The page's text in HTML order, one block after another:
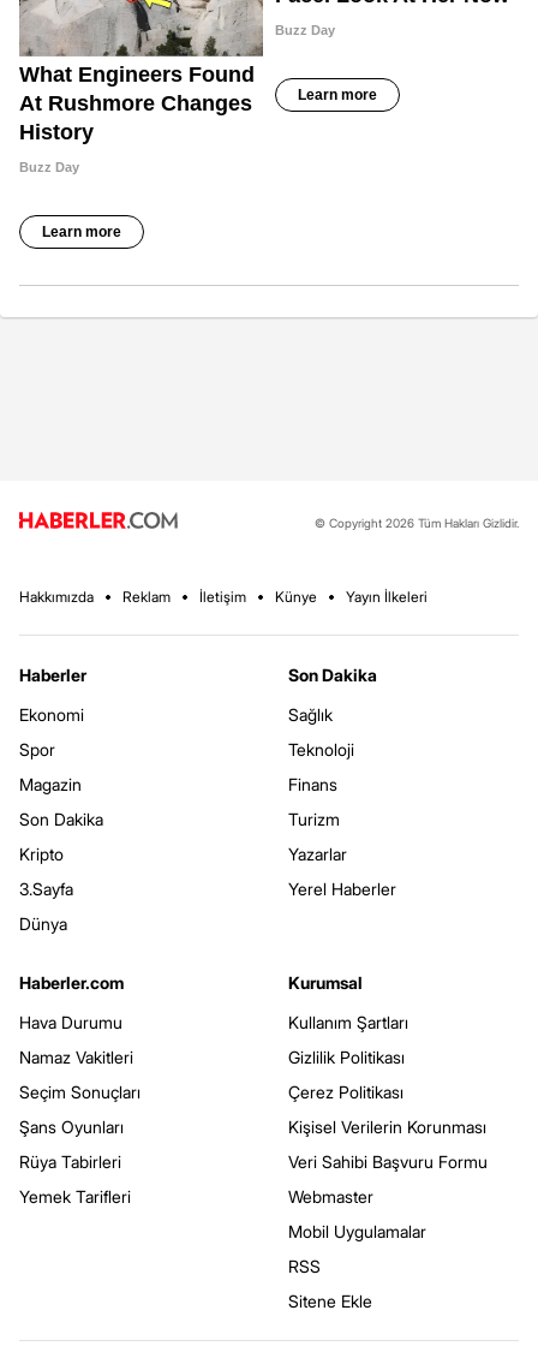
© Copyright 2026 Tüm Hakları Gizlidir.
Hakkımızda Reklam İletişim Künye Yayın İlkeleri
Haberler
Ekonomi
Spor
Magazin
Son Dakika
Kripto
3.Sayfa
Dünya
Son Dakika
Sağlık
Teknoloji
Finans
Turizm
Yazarlar
Yerel Haberler
Haberler.com
Hava Durumu
Namaz Vakitleri
Seçim Sonuçları
Şans Oyunları
Rüya Tabirleri
Yemek Tarifleri
Kurumsal
Kullanım Şartları
Gizlilik Politikası
Çerez Politikası
Kişisel Verilerin Korunması
Veri Sahibi Başvuru Formu
Webmaster
Mobil Uygulamalar
RSS
Sitene Ekle